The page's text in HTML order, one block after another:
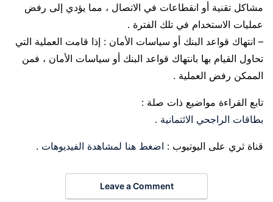
مشاكل تقنية أو انقطاعات في الاتصال ، مما يؤدي إلى رفض
عمليات الاستخدام في تلك الفترة .
– انتهاك قواعد البنك أو سياسات الأمان : إذا قامت العملية التي
تحاول القيام بها بانتهاك قواعد البنك أو سياسات الأمان ، فمن
الممكن رفض العملية .
تابع القراءة مواضيع ذات صلة :
بطاقات الراجحي الائتمانية .
قناة ثري على اليوتيوب : اضغط هنا لمشاهدة الفيديوهات .
Leave a Comment